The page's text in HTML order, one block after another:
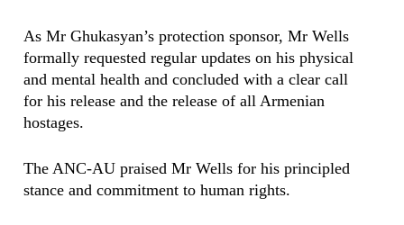
As Mr Ghukasyan’s protection sponsor, Mr Wells
formally requested regular updates on his physical
and mental health and concluded with a clear call
for his release and the release of all Armenian
hostages.
The ANC-AU praised Mr Wells for his principled
stance and commitment to human rights.